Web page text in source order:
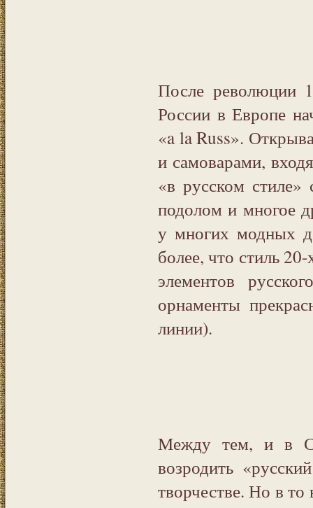
После революции
России в Европе
«a la Russ».
и самоварами,
«в русском
подолом и многое
у многих модных
более, что стиль
элементов
орнаменты
линии).
Между тем, и в
возродить
творчестве. Но в